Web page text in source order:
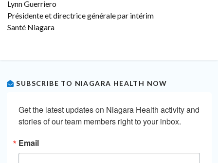
Lynn Guerriero
Présidente et directrice générale par intérim
Santé Niagara
SUBSCRIBE TO NIAGARA HEALTH NOW
Get the latest updates on Niagara Health activity and
stories of our team members right to your inbox.
Email